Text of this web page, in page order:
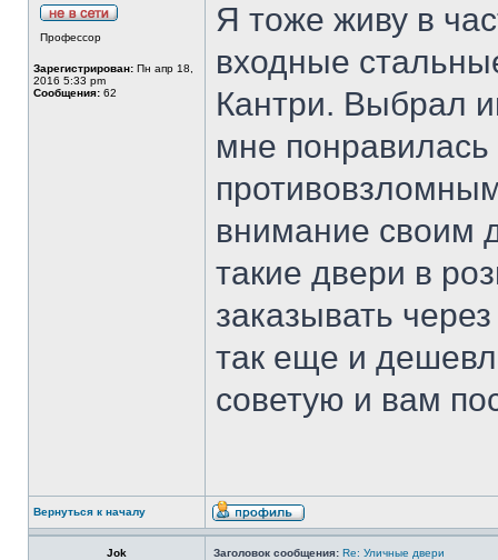
Профессор
Зарегистрирован: Пн апр 18,
2016 5:33 pm
Сообщения: 62
Я тоже живу в
входные
Кантри. Выбрал
мне
внимание своим
такие двери в
заказывать
так еще и
советую и вам
Вернуться к началу
Jok Заголовок сообщения: Re: Уличные двери